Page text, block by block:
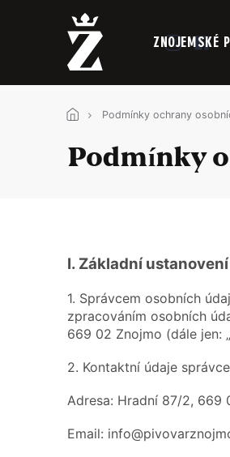
ZNOJEMSKÉ
Podmínky ochrany
Podmínky
I. Základní ustanovení
1. Správcem osobních
zpracováním osobních
669 02 Znojmo (dále jen: „
2. Kontaktní údaje
Adresa: Hradní 87/2, 669
Email: